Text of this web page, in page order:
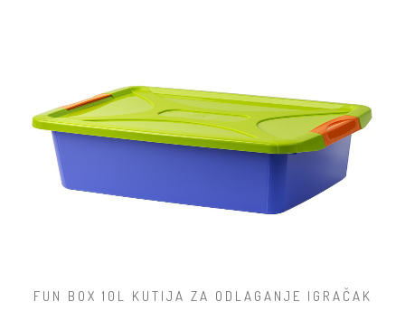
FUN BOX 10L KUTIJA ZA ODLAGANJE IGRAČAK